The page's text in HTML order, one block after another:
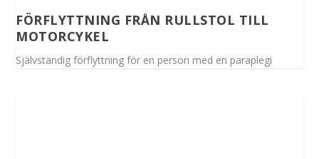
FÖRFLYTTNING FRÅN RULLSTOL TILL
MOTORCYKEL
Självständig förflyttning för en person med en paraplegi